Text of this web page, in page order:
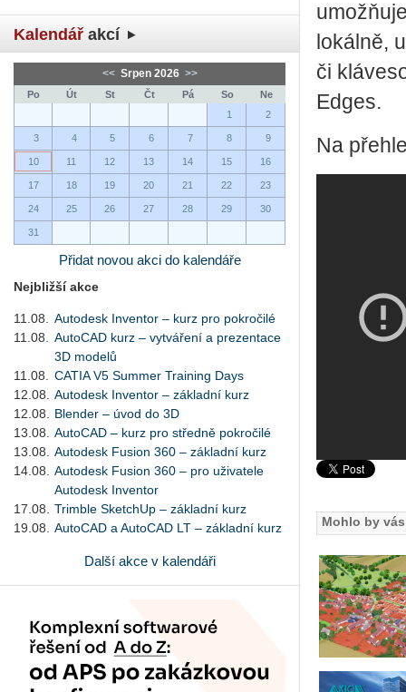
Kalendář akcí
<< Srpen 2026 >>
Po Út St Čt Pá So
Ne
1
2
3 4 5 6 7 8 9
10 11 12 13 14 15 16
17 18 19 20 21 22 23
24 25 26 27 28 29 30
31
Přidat novou akci do kalendáře
Nejbližší akce
11.08.
Autodesk Inventor – kurz pro pokročilé
11.08.
AutoCAD kurz – vytváření a prezentace
3D modelů
11.08.
CATIA V5 Summer Training Days
12.08.
Autodesk Inventor – základní kurz
12.08.
Blender – úvod do 3D
13.08.
AutoCAD – kurz pro středně pokročilé
13.08.
Autodesk Fusion 360 – základní kurz
14.08.
Autodesk Fusion 360 – pro uživatele
Autodesk Inventor
17.08.
Trimble SketchUp – základní kurz
19.08.
AutoCAD a AutoCAD LT – základní kurz
Další akce v kalendáři
lokálně,
či
Edges.
Na
Mohlo by